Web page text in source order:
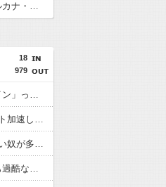
【海外の反応】名探偵プリキュア、キュアアルカナ・シャドウ待望のデビューに海外の大きいお友達もぷいきゅあがんばえ～してしまう
18
979
【朗報】じゃあ逆に「男からも嫌われるヒロイン」って誰がいるんだｗｗｗ
【朗報】マリオカート「1位弱いです、ドリフト加速します、排気量低いです」←こいつが覇権取った理由ｗｗｗ
【朗報】ジョジョ3部のスタンド、ガチでヤバい奴が多すぎるｗｗｗ
【朗報】幽遊白書の戸愚呂弟さん、地獄で最も過酷な冥獄界を選ぶｗｗｗ